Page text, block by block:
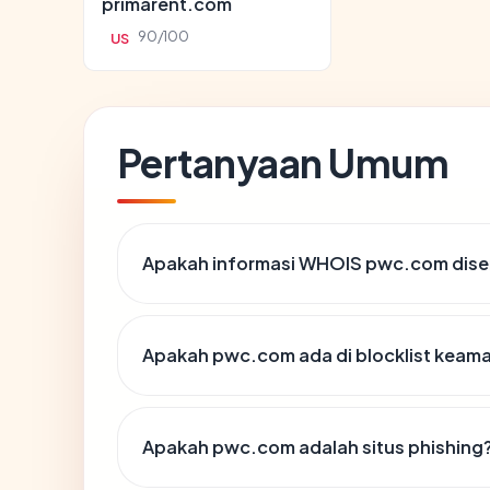
US 90/100
Pertanyaan Umum
Apakah informasi WHOIS pwc.com
Apakah pwc.com ada di blocklist
Apakah pwc.com adalah situs